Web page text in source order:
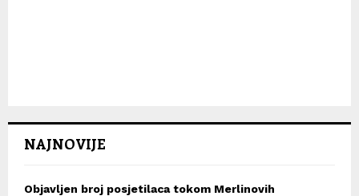
NAJNOVIJE
Objavljen broj posjetilaca tokom Merlinovih